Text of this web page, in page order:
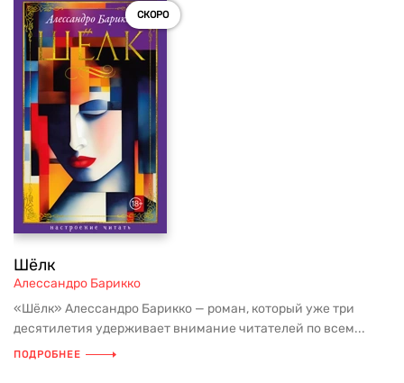
СКОРО
Шёлк
Алессандро Барикко
«Шёлк» Алессандро Барикко — роман, который уже три
десятилетия удерживает внимание читателей по всем...
ПОДРОБНЕЕ